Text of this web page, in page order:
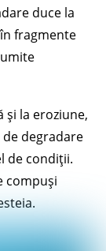
duce la
fragmente
și la eroziune,
degradare
de condiții.
compuși